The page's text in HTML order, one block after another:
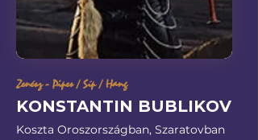
Zenész - Pipes / Síp / Hang
KONSTANTIN BUBLIKOV
Koszta Oroszországban, Szaratovban